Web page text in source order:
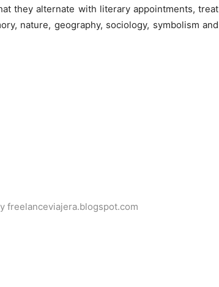
they alternate with literary appointments, treat
nature, geography, sociology, symbolism and
freelanceviajera.blogspot.com